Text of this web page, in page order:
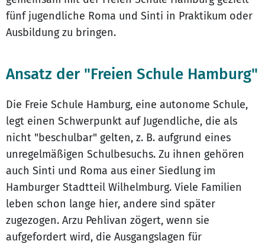
fünf jugendliche Roma und Sinti in Praktikum oder
Ausbildung zu bringen.
Ansatz der "Freien Schule Hamburg"
Die Freie Schule Hamburg, eine autonome Schule,
legt einen Schwerpunkt auf Jugendliche, die als
nicht "beschulbar" gelten, z. B. aufgrund eines
unregelmäßigen Schulbesuchs. Zu ihnen gehören
auch Sinti und Roma aus einer Siedlung im
Hamburger Stadtteil Wilhelmburg. Viele Familien
leben schon lange hier, andere sind später
zugezogen. Arzu Pehlivan zögert, wenn sie
aufgefordert wird, die Ausgangslagen für